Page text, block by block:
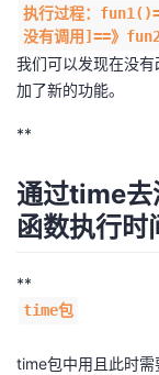
发
者
堂
的
课
我
的
我
Programs
的
支
我
技
术
的
云
执行过程：
没有调用]==》
我们可以发现在没
加了新的功能。
**
通过time去
函数执行时
**
time包
time包中用且此时